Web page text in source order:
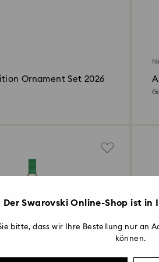
Ornament Set 2026
Der Swarovski Online-Shop ist
bitte, dass wir Ihre Bestellung nur an
können.